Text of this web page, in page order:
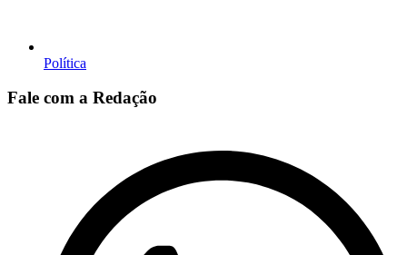
Política
Fale com a Redação